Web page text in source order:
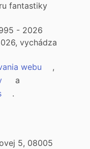
fantastiky
- 2026
vychádza
webu
,
a
.
5, 08005